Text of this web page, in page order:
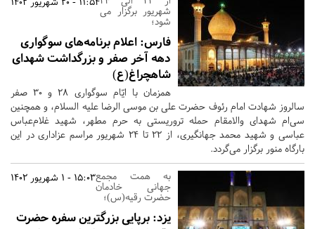
شهریور برگزار می
شود؛
فارس: اعلام برنامه‌های سوگواری
دهه آخر صفر و بزرگداشت شهدای
شاهچراغ(ع)
همزمان با ایّام سوگواری ۲۸ و ۳۰ صفر
سالروز شهادت امام رئوف حضرت علی بن موسی الرضا علیه السلام، و همچنین
سی‌ام شهدای والامقام حمله تروریستی به حرم مطهر، شهید غلام‌عباس
عباسی و شهید محمد جهانگیری، از ۲۲ تا ۲۴ شهریور مراسم عزاداری در این
بارگاه منور برگزار می‌گردد.
15:03 - 1 شهریور 1402به همت مجمع
جهانی خادمان
حضرت رقیه(س)؛
یزد: برپایی بزرگترین سفره حضرت